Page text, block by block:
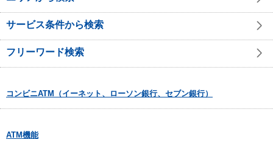
サービス条件から検索
フリーワード検索
コンビニATM（イーネット、ローソン銀行、セブン銀行）
ATM機能